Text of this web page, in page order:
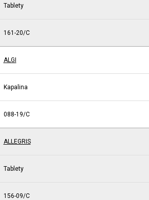
Tablety
161-20/C
ALGI
Kapalina
088-19/C
ALLEGRIS
Tablety
156-09/C